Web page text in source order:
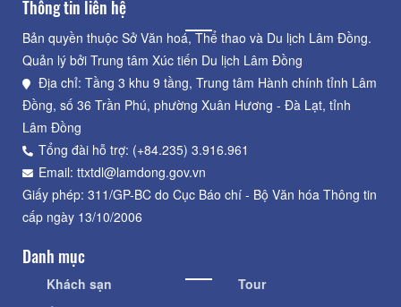
Thông tin liên hệ
Bản quyền thuộc Sở Văn hoá, Thể thao và Du lịch Lâm Đồng.
Quản lý bởi Trung tâm Xúc tiến Du lịch Lâm Đồng
Địa chỉ: Tầng 3 khu 9 tầng, Trung tâm Hành chính tỉnh Lâm
Đồng, số 36 Trần Phú, phường Xuân Hương - Đà Lạt, tỉnh
Lâm Đồng
Tổng đài hỗ trợ: (+84.235) 3.916.961
Email: ttxtdl@lamdong.gov.vn
Giấy phép: 311/GP-BC do Cục Báo chí - Bộ Văn hóa Thông tin
cấp ngày 13/10/2006
Danh mục
Khách sạn
Tour